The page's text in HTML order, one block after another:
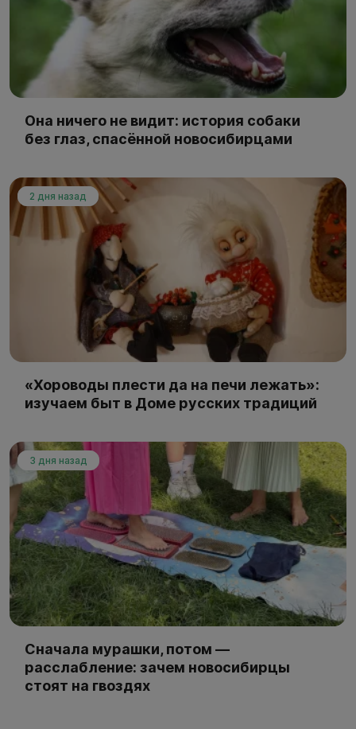
Она ничего не видит: история собаки
без глаз, спасённой новосибирцами
2 дня назад
«Хороводы плести да на печи лежать»:
изучаем быт в Доме русских традиций
3 дня назад
Сначала мурашки, потом —
расслабление: зачем новосибирцы
стоят на гвоздях